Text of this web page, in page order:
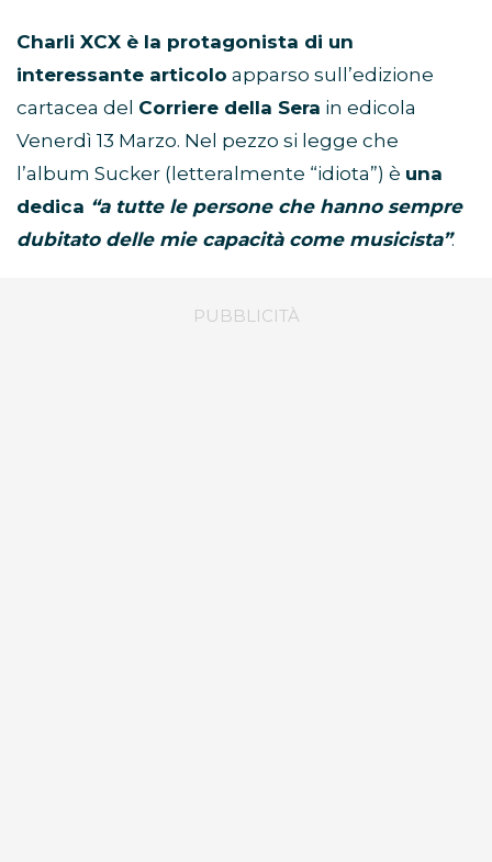
Charli XCX è la protagonista di un
interessante articolo apparso sull’edizione
cartacea del Corriere della Sera in edicola
Venerdì 13 Marzo. Nel pezzo si legge che
l’album Sucker (letteralmente “idiota”) è una
dedica “a tutte le persone che hanno sempre
dubitato delle mie capacità come musicista”.